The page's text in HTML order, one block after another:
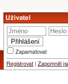
Uživatel
Zapamatovat
Registrovat Zapomněl